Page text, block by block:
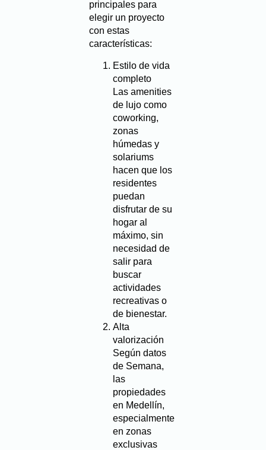
principales para
elegir un proyecto
con estas
características:
Estilo de vida
completo
Las amenities
de lujo como
coworking,
zonas
húmedas y
solariums
hacen que los
residentes
puedan
disfrutar de su
hogar al
máximo, sin
necesidad de
salir para
buscar
actividades
recreativas o
de bienestar.
Alta
valorización
Según datos
de Semana,
las
propiedades
en Medellín,
especialmente
en zonas
exclusivas